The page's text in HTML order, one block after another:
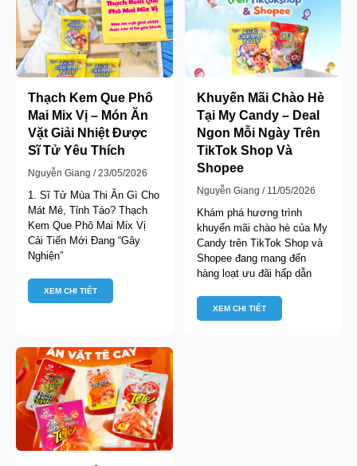
Thạch Kem Que Phô
Mai Mix Vị – Món Ăn
Vặt Giải Nhiệt Được
Sĩ Tử Yêu Thích
Nguyễn Giang 23/05/2026
1. Sĩ Tử Mùa Thi Ăn Gì Cho
Mát Mẻ, Tỉnh Táo? Thạch
Kem Que Phô Mai Mix Vị
Cải Tiến Mới Đang “Gây
Nghiện”
XEM CHI TIẾT
Khuyến Mãi Chào Hè
Tại My Candy – Deal
Ngon Mỗi Ngày Trên
TikTok Shop Và
Shopee
Nguyễn Giang 11/05/2026
Khám phá hương trình
khuyến mãi chào hè của My
Candy trên TikTok Shop và
Shopee đang mang đến
hàng loạt ưu đãi hấp dẫn
XEM CHI TIẾT